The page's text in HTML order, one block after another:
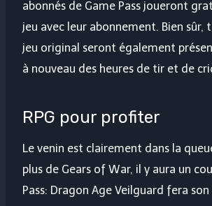
abonnés de Game Pass joueront
jeu avec leur abonnement. Bien sûr,
jeu original seront également
à nouveau des heures de tir et de
RPG pour profiter
Le venin est clairement dans la
plus de Gears of War, il y aura un
Pass: Dragon Age Veilguard fera